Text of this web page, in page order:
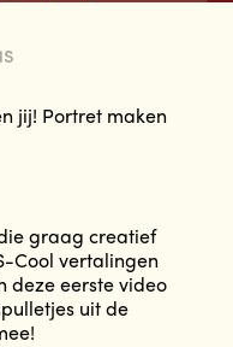
jij! Portret maken
graag creatief
Cool vertalingen
deze eerste video
uit de